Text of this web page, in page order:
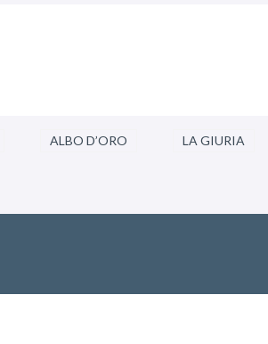
ALBO D’ORO LA GIURIA